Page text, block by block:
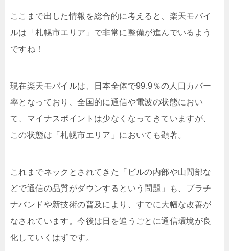
ここまで出した情報を総合的に考えると、楽天モバイ
ルは「札幌市エリア」で非常に整備が進んでいるよう
ですね！
現在楽天モバイルは、日本全体で99.9％の人口カバー
率となっており、全国的に通信や電波の状態におい
て、マイナスポイントは少なくなってきていますが、
この状態は「札幌市エリア」においても顕著。
これまでネックとされてきた「ビルの内部や山間部な
どで通信の品質がダウンするという問題」も、プラチ
ナバンドや新技術の普及により、すでに大幅な改善が
なされています。今後は日を追うごとに通信環境が良
化していくはずです。